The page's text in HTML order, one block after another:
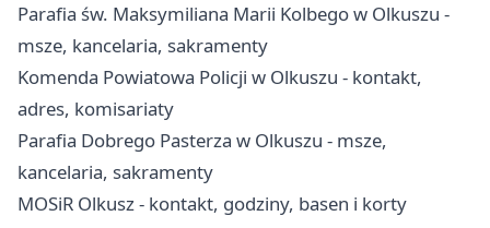
Parafia św. Maksymiliana Marii Kolbego w Olkuszu -
msze, kancelaria, sakramenty
Komenda Powiatowa Policji w Olkuszu - kontakt,
adres, komisariaty
Parafia Dobrego Pasterza w Olkuszu - msze,
kancelaria, sakramenty
MOSiR Olkusz - kontakt, godziny, basen i korty